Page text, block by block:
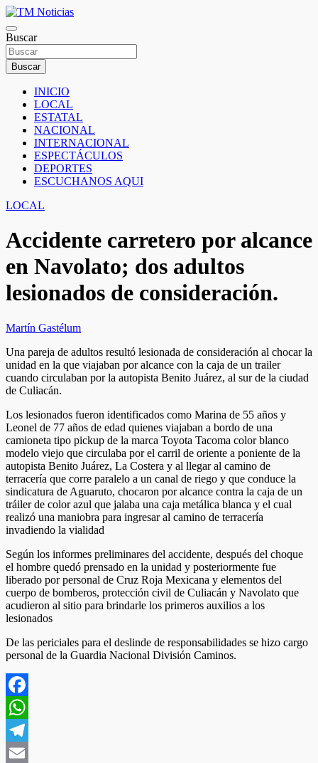
Saltar
al
contenido
TM Noticias
TM Noticias
Buscar
Buscar
INICIO
LOCAL
ESTATAL
NACIONAL
INTERNACIONAL
ESPECTÁCULOS
DEPORTES
ESCUCHANOS AQUI
LOCAL
Accidente carretero por alcance
en Navolato; dos adultos
lesionados de consideración.
Martín Gastélum
Una pareja de adultos resultó lesionada de consideración al chocar la
unidad en la que viajaban por alcance con la caja de un trailer
cuando circulaban por la autopista Benito Juárez, al sur de la ciudad
de Culiacán.
Los lesionados fueron identificados como Marina de 55 años y
Leonel de 77 años de edad quienes viajaban a bordo de una
camioneta tipo pickup de la marca Toyota Tacoma color blanco
modelo viejo que circulaba por el carril de oriente a poniente de la
autopista Benito Juárez, La Costera y al llegar al camino de
terracería que corre paralelo a un canal de riego y que conduce la
sindicatura de Aguaruto, chocaron por alcance contra la caja de un
tráiler de color azul que jalaba una caja metálica blanca y el cual
realizó una maniobra para ingresar al camino de terracería
invadiendo la vialidad
Según los informes preliminares del accidente, después del choque
el hombre quedó prensado en la unidad y posteriormente fue
liberado por personal de Cruz Roja Mexicana y elementos del
cuerpo de bomberos, protección civil de Culiacán y Navolato que
acudieron al sitio para brindarle los primeros auxilios a los
lesionados
De las periciales para el deslinde de responsabilidades se hizo cargo
personal de la Guardia Nacional División Caminos.
Facebook
WhatsApp
Telegram